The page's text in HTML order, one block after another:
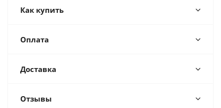
Как купить
Оплата
Доставка
Отзывы